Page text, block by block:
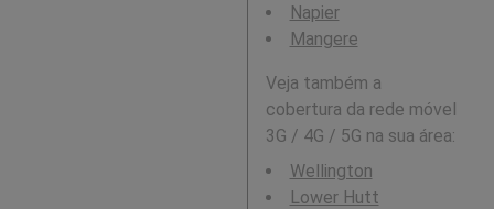
Napier
Mangere
Veja também a
cobertura da rede móvel
3G / 4G / 5G na sua área:
Wellington
Lower Hutt